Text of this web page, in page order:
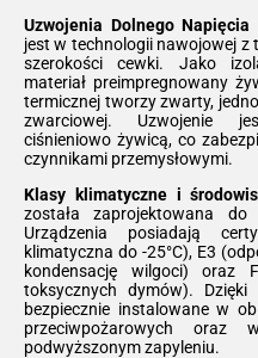
Uzwojenia Dolnego Napięcia
jest w technologii nawojowej z
szerokości cewki. Jako
materiał preimpregnowany
termicznej tworzy zwarty,
zwarciowej. Uzwojenie
ciśnieniowo żywicą, co
czynnikami przemysłowymi.
Klasy klimatyczne i
została zaprojektowana
Urządzenia posiadają
klimatyczna do -25°C), E3
kondensację wilgoci) oraz
toksycznych dymów).
bezpiecznie instalowane w
przeciwpożarowych oraz
podwyższonym zapyleniu.